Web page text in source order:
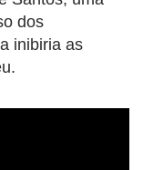
dos
inibiria as